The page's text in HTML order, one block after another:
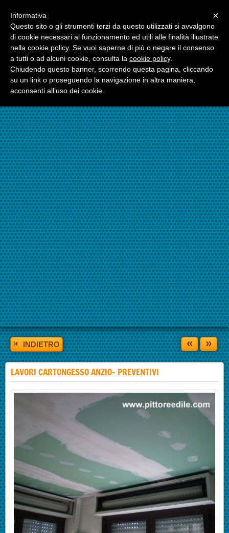
☎324.7403485
INDIETRO « »
LAVORI CARTONGESSO ANZIO- PREVENTIVI
×
Informativa
Questo sito o gli strumenti terzi da questo utilizzati si avvalgono
di cookie necessari al funzionamento ed utili alle finalità illustrate
nella cookie policy. Se vuoi saperne di più o negare il consenso
a tutti o ad alcuni cookie, consulta la cookie policy.
Chiudendo questo banner, scorrendo questa pagina, cliccando
su un link o proseguendo la navigazione in altra maniera,
acconsenti all’uso dei cookie.